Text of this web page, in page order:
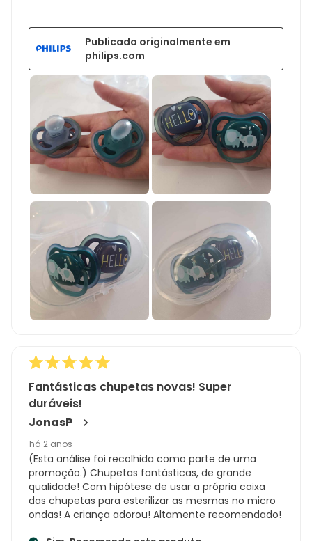
Publicado originalmente em
philips.com
Fantásticas chupetas novas! Super
duráveis!
JonasP
há 2 anos
(Esta análise foi recolhida como parte de uma
promoção.) Chupetas fantásticas, de grande
qualidade! Com hipótese de usar a própria caixa
das chupetas para esterilizar as mesmas no micro
ondas! A criança adorou! Altamente recomendado!